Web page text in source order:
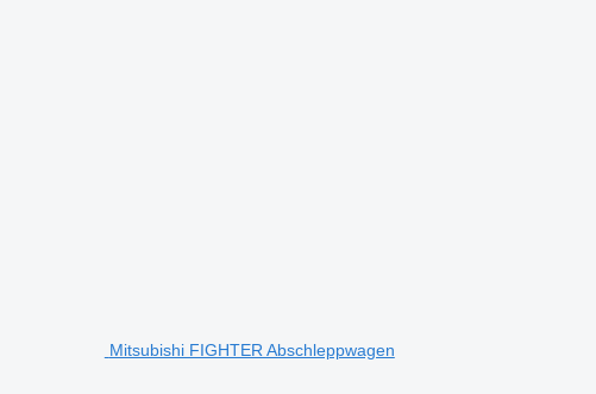
Mitsubishi FIGHTER Abschleppwagen